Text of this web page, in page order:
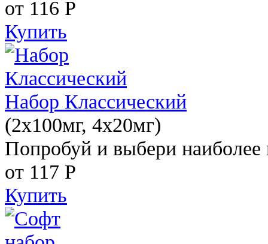
от 116 Р
Купить
Набор Классический
(2x100мг, 4x20мг)
Попробуй и выбери наиболее
от 117 Р
Купить